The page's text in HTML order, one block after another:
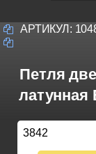
АРТИКУЛ:
Петля
латунная
3842